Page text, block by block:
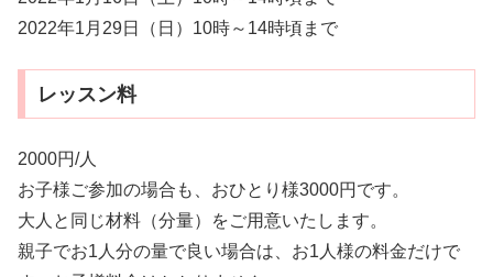
2022年1月29日（日）10時～14時頃まで
レッスン料
2000円/人
お子様ご参加の場合も、おひとり様3000円です。
大人と同じ材料（分量）をご用意いたします。
親子でお1人分の量で良い場合は、お1人様の料金だけで